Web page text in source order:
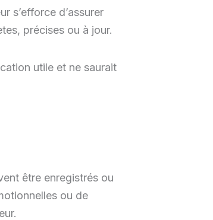
s’efforce d’assurer
précises ou à jour.
utile et ne saurait
être enregistrés ou
ou de